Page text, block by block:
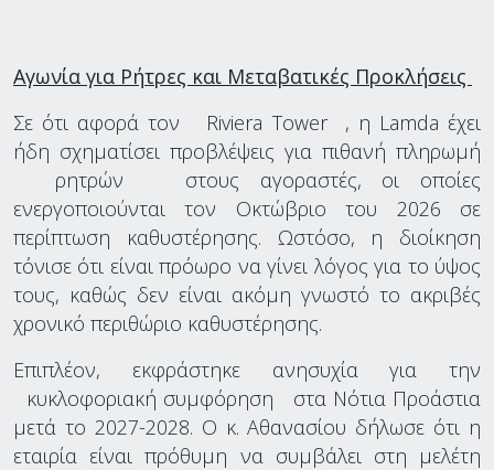
Αγωνία για Ρήτρες και Μεταβατικές Προκλήσεις
Σε ότι αφορά τον Riviera Tower , η Lamda έχει
ήδη σχηματίσει προβλέψεις για πιθανή πληρωμή
ρητρών στους αγοραστές, οι οποίες
ενεργοποιούνται τον Οκτώβριο του 2026 σε
περίπτωση καθυστέρησης. Ωστόσο, η διοίκηση
τόνισε ότι είναι πρόωρο να γίνει λόγος για το ύψος
τους, καθώς δεν είναι ακόμη γνωστό το ακριβές
χρονικό περιθώριο καθυστέρησης.
Επιπλέον, εκφράστηκε ανησυχία για την
κυκλοφοριακή συμφόρηση στα Νότια Προάστια
μετά το 2027-2028. Ο κ. Αθανασίου δήλωσε ότι η
εταιρία είναι πρόθυμη να συμβάλει στη μελέτη